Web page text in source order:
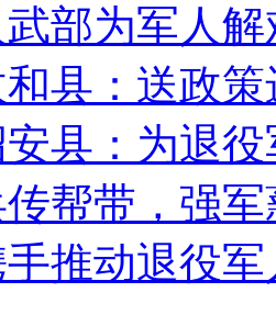
部为军人
县：送政
县：为退
帮带，强
推动退役